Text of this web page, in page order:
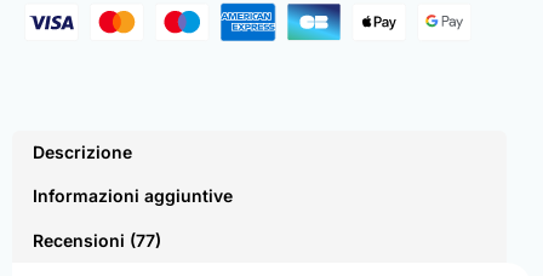
Descrizione
Informazioni aggiuntive
Recensioni (77)